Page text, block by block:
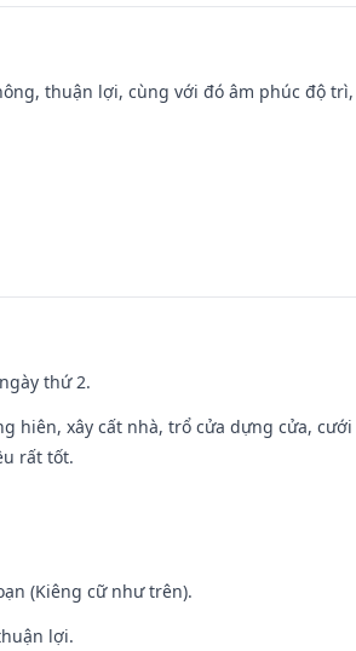
thuận lợi, cùng với đó âm phúc độ
thứ 2.
hiên, xây cất nhà, trổ cửa dựng cửa,
rất tốt.
(Kiêng cữ như trên).
lợi.